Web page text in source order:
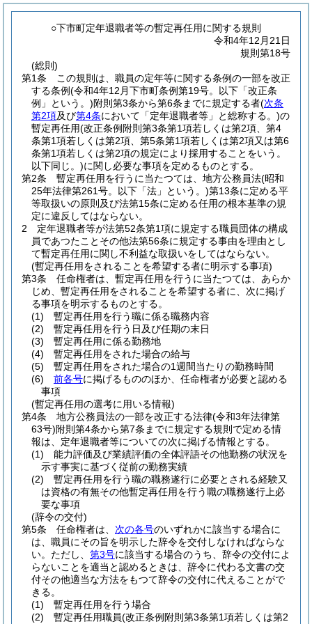
○下市町定年退職者等の暫定再任用に関する規則
令和4年12月21日
規則第18号
(総則)
第1条
この規則は、職員の定年等に関する条例の一部を改正
する条例(令和4年12月下市町条例第19号。以下「改正条
例」という。)附則第3条から第6条までに規定する者(次条
第2項及び第4条において「定年退職者等」と総称する。)の
暫定再任用(改正条例附則第3条第1項若しくは第2項、第4
条第1項若しくは第2項、第5条第1項若しくは第2項又は第6
条第1項若しくは第2項の規定により採用することをいう。
以下同じ。)に関し必要な事項を定めるものとする。
第2条
暫定再任用を行うに当たつては、地方公務員法(昭和
25年法律第261号。以下「法」という。)第13条に定める平
等取扱いの原則及び法第15条に定める任用の根本基準の規
定に違反してはならない。
2
定年退職者等が法第52条第1項に規定する職員団体の構成
員であつたことその他法第56条に規定する事由を理由とし
て暫定再任用に関し不利益な取扱いをしてはならない。
(暫定再任用をされることを希望する者に明示する事項)
第3条
任命権者は、暫定再任用を行うに当たつては、あらか
じめ、暫定再任用をされることを希望する者に、次に掲げ
る事項を明示するものとする。
(1)
暫定再任用を行う職に係る職務内容
(2)
暫定再任用を行う日及び任期の末日
(3)
暫定再任用に係る勤務地
(4)
暫定再任用をされた場合の給与
(5)
暫定再任用をされた場合の1週間当たりの勤務時間
(6)
前各号に掲げるもののほか、任命権者が必要と認める
事項
(暫定再任用の選考に用いる情報)
第4条
地方公務員法の一部を改正する法律(令和3年法律第
63号)附則第4条から第7条までに規定する規則で定める情
報は、定年退職者等についての次に掲げる情報とする。
(1)
能力評価及び業績評価の全体評語その他勤務の状況を
示す事実に基づく従前の勤務実績
(2)
暫定再任用を行う職の職務遂行に必要とされる経験又
は資格の有無その他暫定再任用を行う職の職務遂行上必
要な事項
(辞令の交付)
第5条
任命権者は、 次の各号のいずれかに該当する場合に
は、職員にその旨を明示した辞令を交付しなければならな
い。 ただし、 第3号に該当する場合のうち、辞令の交付によ
らないことを適当と認めるときは、辞令に代わる文書の交
付その他適当な方法をもつて辞令の交付に代えることがで
きる。
(1)
暫定再任用を行う場合
(2)
暫定再任用職員(改正条例附則第3条第1項若しくは第2